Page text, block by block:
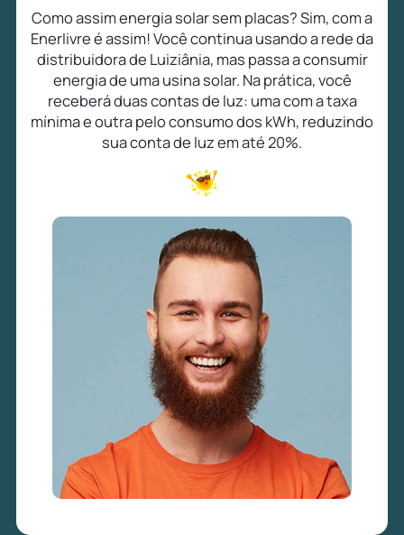
Como assim energia solar sem placas? Sim, com a
Enerlivre é assim! Você continua usando a rede da
distribuidora de Luiziânia, mas passa a consumir
energia de uma usina solar. Na prática, você
receberá duas contas de luz: uma com a taxa
mínima e outra pelo consumo dos kWh, reduzindo
sua conta de luz em até 20%.